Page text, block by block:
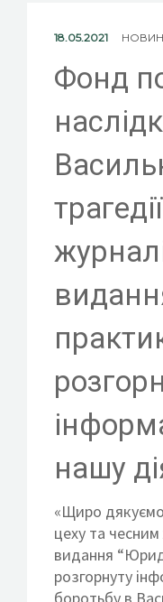
18.05.2021
Фонд
нашу
«Щиро
цеху та
видання
розгорнуту
боротьбу в